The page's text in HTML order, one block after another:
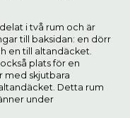
i två rum och är
till baksidan: en dörr
en till altandäcket.
plats för en
med skjutbara
Detta rum
under